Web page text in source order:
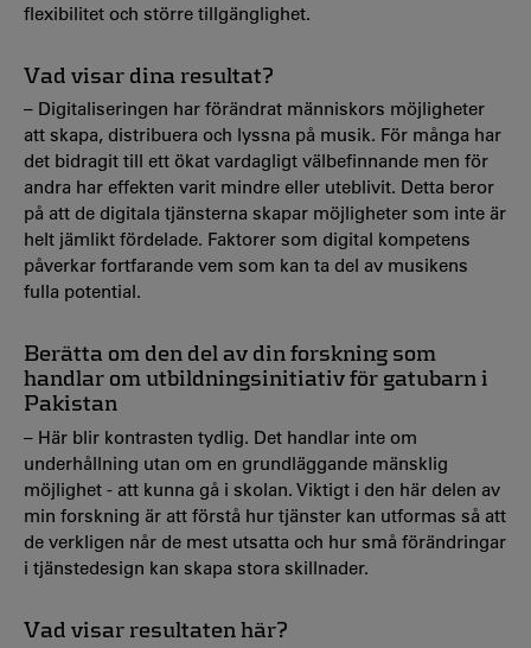
flexibilitet och större tillgänglighet.
Vad visar dina resultat?
– Digitaliseringen har förändrat människors möjligheter
att skapa, distribuera och lyssna på musik. För många har
det bidragit till ett ökat vardagligt välbefinnande men för
andra har effekten varit mindre eller uteblivit. Detta beror
på att de digitala tjänsterna skapar möjligheter som inte är
helt jämlikt fördelade. Faktorer som digital kompetens
påverkar fortfarande vem som kan ta del av musikens
fulla potential.
Berätta om den del av din forskning som
handlar om utbildningsinitiativ för gatubarn i
Pakistan
– Här blir kontrasten tydlig. Det handlar inte om
underhållning utan om en grundläggande mänsklig
möjlighet - att kunna gå i skolan. Viktigt i den här delen av
min forskning är att förstå hur tjänster kan utformas så att
de verkligen når de mest utsatta och hur små förändringar
i tjänstedesign kan skapa stora skillnader.
Vad visar resultaten här?